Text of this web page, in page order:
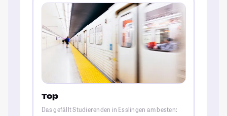
Top
Das gefällt Studierenden in Esslingen am besten: